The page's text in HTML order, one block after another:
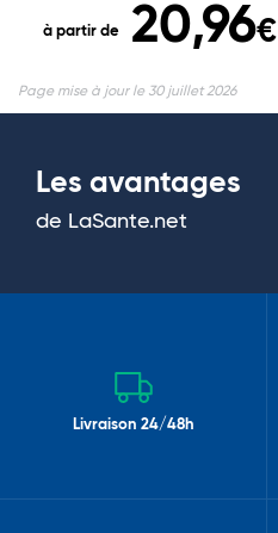
à partir de 20,96€
Page mise à jour le 30 juillet 2026
Les avantages
de LaSante.net
Livraison 24/48h